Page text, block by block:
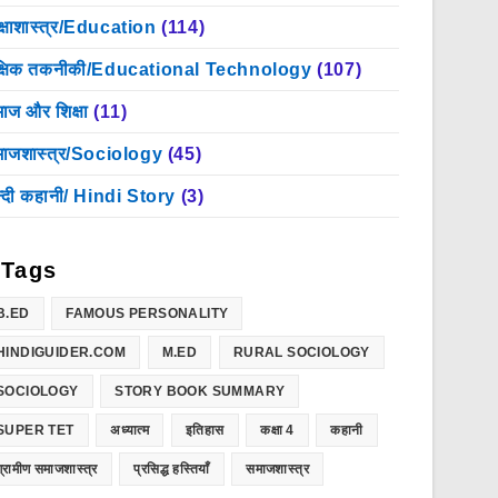
Education (114)
तकनीकी/Educational Technology (107)
और शिक्षा (11)
Sociology (45)
कहानी/ Hindi Story (3)
Tags
FAMOUS PERSONALITY
M.ED RURAL SOCIOLOGY
STORY BOOK SUMMARY
TET अध्यात्म इतिहास कक्षा 4 कहानी
समाजशास्त्र प्रसिद्ध हस्तियाँ समाजशास्त्र